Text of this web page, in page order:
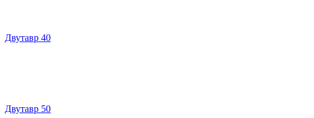
Двутавр 40
Двутавр 50